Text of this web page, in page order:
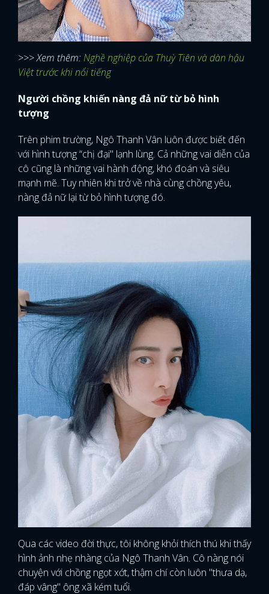
>>> Xem thêm:Nghề nghiệp của Thuỳ Tiên và dàn hậu
Việt trước khi nổi tiếng
Người chồng khiến nàng đả nữ từ bỏ hình
tượng
Trên phim trường, Ngô Thanh Vân luôn được biết đến
với hình tượng “chị đại" lạnh lùng. Cả những vai diễn của
cô cũng là những vai hành động, khó đoán và siêu
mạnh mẽ. Tuy nhiên khi trở về nhà cùng chồng yêu,
nàng đả nữ lại từ bỏ hình tượng đó.
Qua các video đời thực, tôi không khỏi thích thú khi thấy
hình ảnh nhẹ nhàng của Ngô Thanh Vân. Cô nàng nói
chuyện với chồng ngọt xớt, thậm chí còn luôn "thưa dạ,
đáp vâng" ông xã kém tuổi.